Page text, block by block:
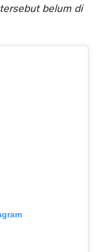
belum di